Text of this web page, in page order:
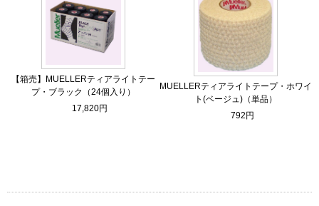
【箱売】MUELLERティアライトテー
プ・ブラック（24個入り）
17,820円
MUELLERティアライトテープ・ホワイ
ト(ベージュ)（単品）
792円